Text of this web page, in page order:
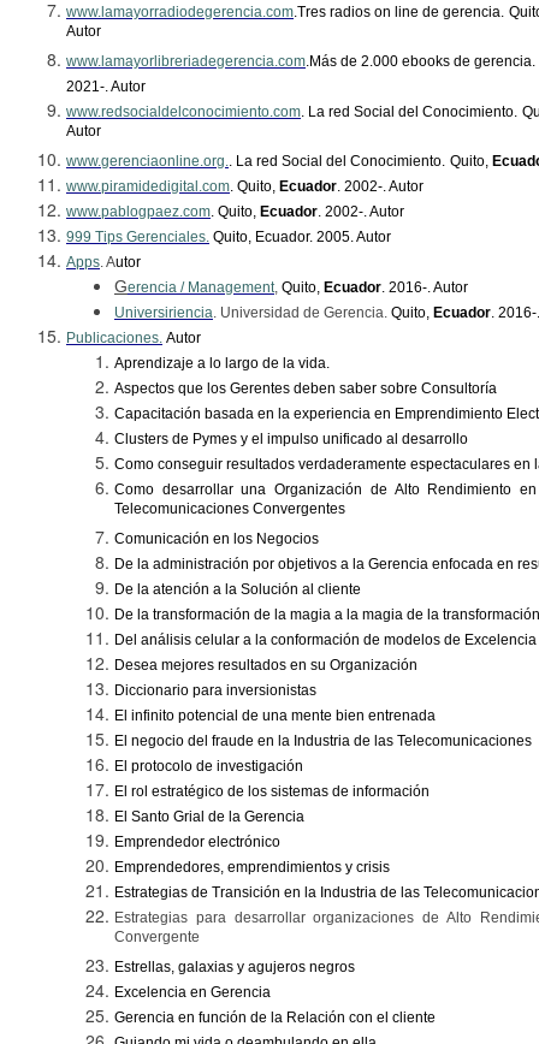
www.lamayorradiodegerencia.com Tres radios on line de gerencia.
Autor
www.lamayorlibreriadegerencia.com Más de 2.000 ebooks de gerencia.
2021-. Autor
www.redsocialdelconocimiento.com . La red Social del Conocimiento
Autor
www.gerenciaonline.org. . La red Social del Conocimiento Quito,
www.piramidedigital.com Quito, Ecuador 2002-. Autor
www.pablogpaez.com Quito, Ecuador 2002-. Autor
999 Tips Gerenciales. Quito, Ecuador. 2005. Autor
Apps . Autor
Gerencia / Management Quito, Ecuador 2016-. Autor
Universiriencia . Universidad de Gerencia. Quito, Ecuador 2016-
Publicaciones. Autor
Aprendizaje a lo largo de la vida.
Aspectos que los Gerentes deben saber sobre Consultoría
Capacitación basada en la experiencia en Emprendimiento
Clusters de Pymes y el impulso unificado al desarrollo
Como conseguir resultados verdaderamente espectaculares en
Como desarrollar una Organización de Alto Rendimiento
Telecomunicaciones Convergentes
Comunicación en los Negocios
De la administración por objetivos a la Gerencia enfocada en
De la atención a la Solución al cliente
De la transformación de la magia a la magia de la transformación
Del análisis celular a la conformación de modelos de
Desea mejores resultados en su Organización
Diccionario para inversionistas
El infinito potencial de una mente bien entrenada
El negocio del fraude en la Industria de las Telecomunicaciones
El protocolo de investigación
El rol estratégico de los sistemas de información
El Santo Grial de la Gerencia
Emprendedor electrónico
Emprendedores, emprendimientos y crisis
Estrategias de Transición en la Industria de las
Estrategias para desarrollar organizaciones de Alto
Convergente
Estrellas, galaxias y agujeros negros
Excelencia en Gerencia
Gerencia en función de la Relación con el cliente